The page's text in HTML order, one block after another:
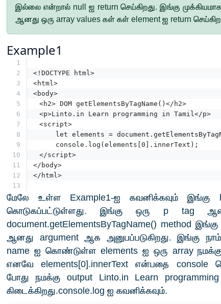
இல்லை என்றால் null ஐ return செய்கிறது. இங்கு
ஆனது ஒரு array values கள் கள் element ஐ return
Example1
1
2
<!DOCTYPE html>
3
<html>
4
<body>
5
	<h2> DOM getElementsByTagName()</h2>
6
	<p>Linto.in Learn programming in Tamil</p>
7
	<script>
8
let elements =
9
		console.log(elements[0].innerText);
10
	</script>
11
</body>
12
</html>
13
மேலே உள்ள Example1-ஐ கவனிக்கவும் இங்கு
கொடுகப்பட்டுள்ளது. இங்கு ஒரு p tag
document.getElementsByTagName() method
ஆனது argument ஆக அனுபப்படுகிறது. இங்கு
name ஐ கொண்டுள்ள elements ஐ ஒரு array நமக்கு
எனவே elements[0].innerText என்பதை console
போது நமக்கு output Linto.in Learn
கிடைக்கிறது.console.log ஐ கவனிக்கவும்.